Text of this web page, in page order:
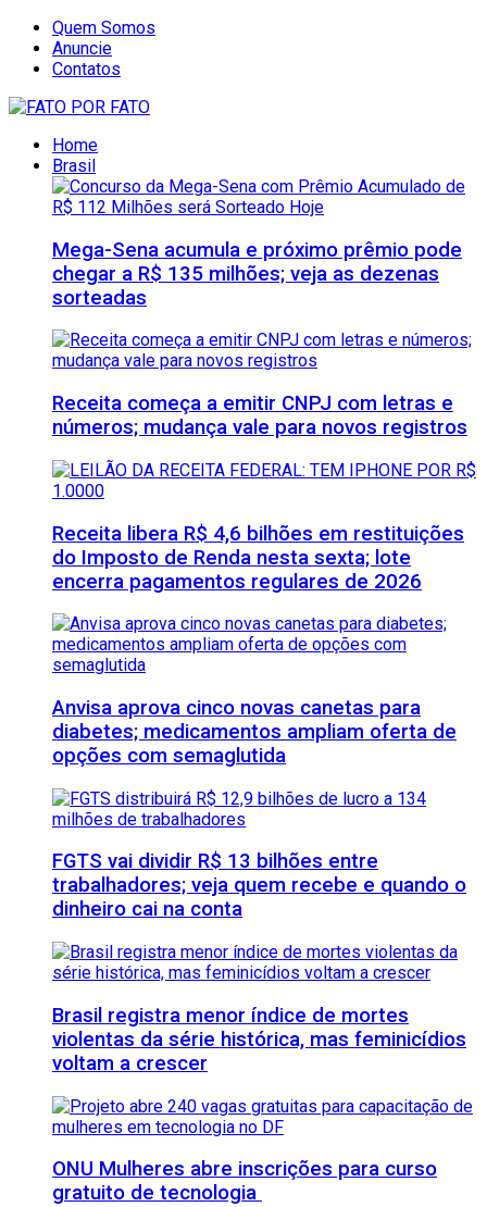
Quem Somos
Anuncie
Contatos
Home
Brasil
Mega-Sena acumula e próximo prêmio pode
chegar a R$ 135 milhões; veja as dezenas
sorteadas
Receita começa a emitir CNPJ com letras e
números; mudança vale para novos registros
Receita libera R$ 4,6 bilhões em restituições
do Imposto de Renda nesta sexta; lote
encerra pagamentos regulares de 2026
Anvisa aprova cinco novas canetas para
diabetes; medicamentos ampliam oferta de
opções com semaglutida
FGTS vai dividir R$ 13 bilhões entre
trabalhadores; veja quem recebe e quando o
dinheiro cai na conta
Brasil registra menor índice de mortes
violentas da série histórica, mas feminicídios
voltam a crescer
ONU Mulheres abre inscrições para curso
gratuito de tecnologia